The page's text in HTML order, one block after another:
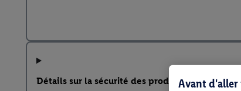
Détails sur la sécurité des produitsAvant d'aller